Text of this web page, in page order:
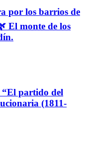
por los barrios de
El monte de los
“El partido del
(1811-